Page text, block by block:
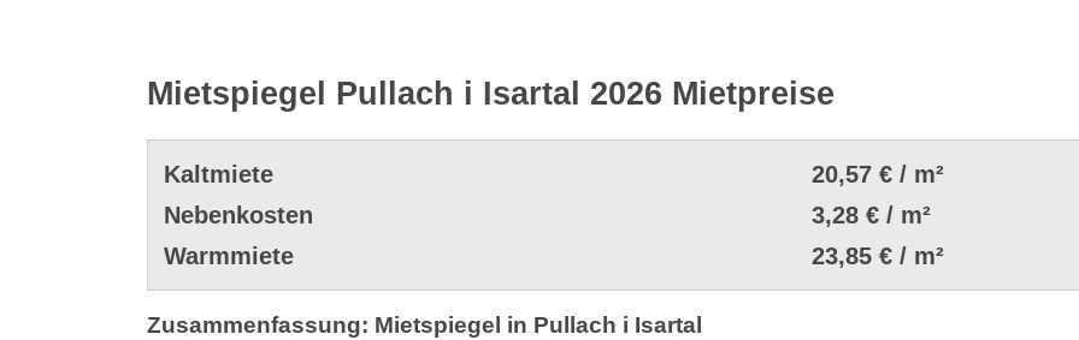
Mietspiegel Pullach i Isartal 2026 Mietpreise
Kaltmiete
20,57 € / m²
Nebenkosten
3,28 € / m²
Warmmiete
23,85 € / m²
Zusammenfassung: Mietspiegel in Pullach i Isartal